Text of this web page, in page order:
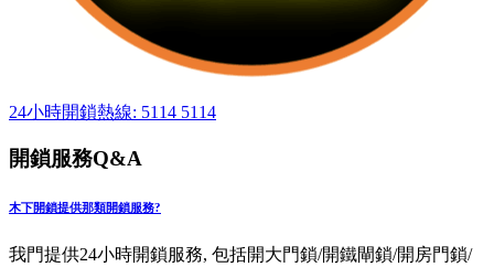
24小時開鎖熱線: 5114 5114
開鎖服務Q&A
木下開鎖提供那類開鎖服務?
我門提供24小時開鎖服務, 包括開大門鎖/開鐵閘鎖/開房門鎖/